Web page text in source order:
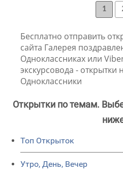
1
Бесплатно отправить
сайта Галерея
Одноклассниках или
экскурсовода - открытки
Одноклассники
Открытки по темам.
Топ Открыток
Утро, День, Вечер